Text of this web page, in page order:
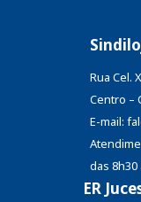
Rua Cel.
Centro –
E-mail:
das 8h30
ER